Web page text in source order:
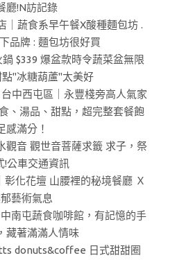
廳!N訪記錄
｜蔬食系早午餐X酸種麵包坊 .
品牌 : 麵包坊很好買
$339 爆盆款時令蔬菜盆無限
"冰糖葫蘆"太美好
中西屯區｜永豐棧旁高人氣家
、湯品、甜點，超完整套餐飽
感滿分！
觀音 觀世音菩薩求籤 求子，祭
!公車交通資訊
化花壇 山腰裡的秘境餐廳 Ｘ
藝術氣息
南屯蔬食咖啡館，有記憶的手
藏著滿滿人情味
donuts&coffee 日式甜甜圈